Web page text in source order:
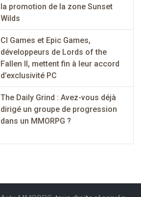
la promotion de la zone Sunset
Wilds
CI Games et Epic Games,
développeurs de Lords of the
Fallen II, mettent fin à leur accord
d’exclusivité PC
The Daily Grind : Avez-vous déjà
dirigé un groupe de progression
dans un MMORPG ?